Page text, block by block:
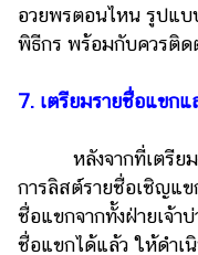
อวยพรตอนไหน รูปแบ
พิธีกร พร้อมกับควรติด
7. เตรียมรายชื่อแขก
หลังจากที่เตรียมง
การลิสต์รายชื่อเชิญแข
ชื่อแขกจากทั้งฝ่ายเจ้า
ชื่อแขกได้แล้ว ให้ดำเ